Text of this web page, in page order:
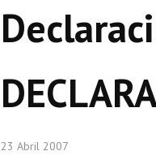
23 Abril 2007